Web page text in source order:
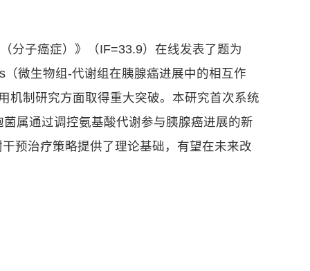
分子癌症）》（IF=33.9）在线发表了题为
微生物组-代谢组在胰腺癌进展中的相互作
机制研究方面取得重大突破。本研究首次系统
属通过调控氨基酸代谢参与胰腺癌进展的新
预治疗策略提供了理论基础，有望在未来改